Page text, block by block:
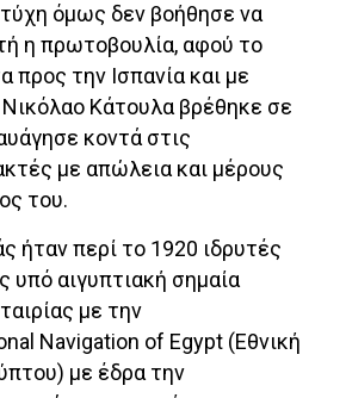
όμως δεν βοήθησε να
η πρωτοβουλία, αφού το
προς την Ισπανία και με
Κάτουλα βρέθηκε σε
κοντά στις
με απώλεια και μέρους
του.
ήταν περί το 1920 ιδρυτές
υπό αιγυπτιακή σημαία
με την
Navigation of Egypt (Εθνική
με έδρα την